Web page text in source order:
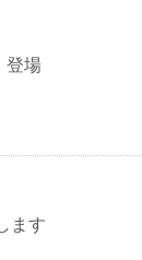
登場
ます